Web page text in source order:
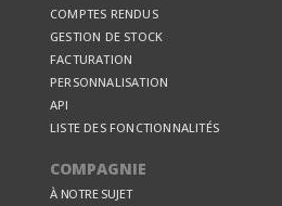
COMPTES RENDUS
GESTION DE STOCK
FACTURATION
PERSONNALISATION
API
LISTE DES FONCTIONNALITÉS
COMPAGNIE
À NOTRE SUJET